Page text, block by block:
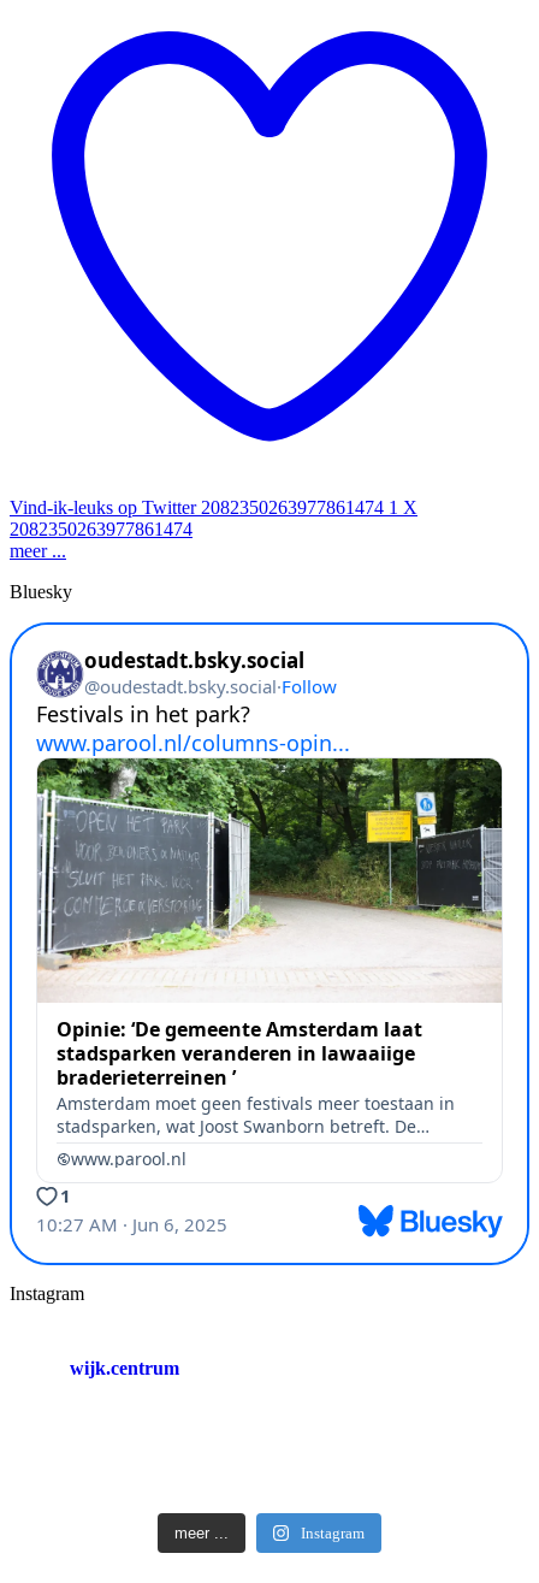
Vind-ik-leuks op Twitter 2082350263977861474 1 X
2082350263977861474
meer ...
Bluesky
Instagram
wijk.centrum
meer ... Instagram